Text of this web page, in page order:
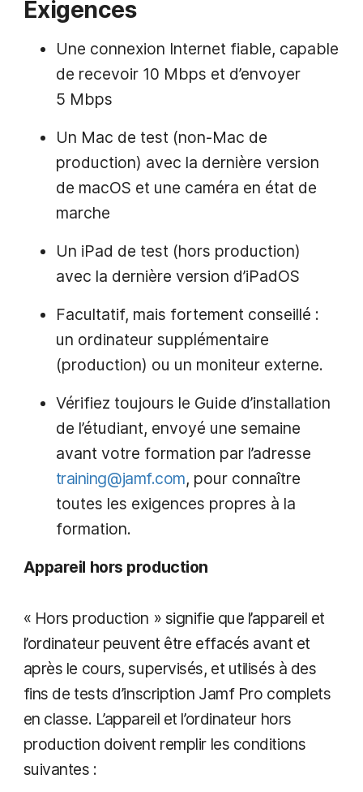
Exigences
Une connexion Internet fiable, capable
de recevoir 10 Mbps et d’envoyer
5 Mbps
Un Mac de test (non-Mac de
production) avec la dernière version
de macOS et une caméra en état de
marche
Un iPad de test (hors production)
avec la dernière version d’iPadOS
Facultatif, mais fortement conseillé :
un ordinateur supplémentaire
(production) ou un moniteur externe.
Vérifiez toujours le Guide d’installation
de l’étudiant, envoyé une semaine
avant votre formation par l’adresse
training@jamf.com, pour connaître
toutes les exigences propres à la
formation.
Appareil hors production
« Hors production » signifie que l’appareil et
l’ordinateur peuvent être effacés avant et
après le cours, supervisés, et utilisés à des
fins de tests d’inscription Jamf Pro complets
en classe. L’appareil et l’ordinateur hors
production doivent remplir les conditions
suivantes :